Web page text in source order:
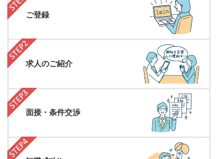
ご登録
求人のご紹介
面接・条件交渉